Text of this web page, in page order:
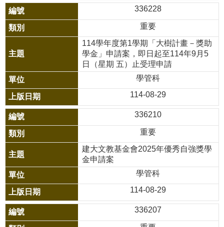
賽
英
學
藝
競
賽
智
慧
園
水
洗
智
慧
336228
重要
114學年度第1學期「大樹計畫－獎助
學金」申請案，即日起至114年9月5
日（星期 五）止受理申請
學管科
114-08-29
336210
重要
建大文教基金會2025年優秀自強獎學
金申請案
學管科
114-08-29
336207